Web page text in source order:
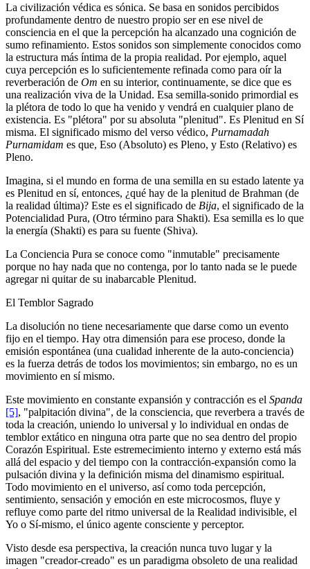
La civilización védica es sónica. Se basa en sonidos percibidos
profundamente dentro de nuestro propio ser en ese nivel de
consciencia en el que la percepción ha alcanzado una cognición de
sumo refinamiento. Estos sonidos son simplemente conocidos como
la estructura más íntima de la propia realidad. Por ejemplo, aquel
cuya percepción es lo suficientemente refinada como para oír la
reverberación de Om en su interior, continuamente, se dice que es
una realización viva de la Unidad. Esa semilla-sonido primordial es
la plétora de todo lo que ha venido y vendrá en cualquier plano de
existencia. Es "plétora" por su absoluta "plenitud". Es Plenitud en Sí
misma. El significado mismo del verso védico, Purnamadah
Purnamidam es que, Eso (Absoluto) es Pleno, y Esto (Relativo) es
Pleno.
Imagina, si el mundo en forma de una semilla en su estado latente ya
es Plenitud en sí, entonces, ¿qué hay de la plenitud de Brahman (de
la realidad última)? Este es el significado de Bija, el significado de la
Potencialidad Pura, (Otro término para Shakti). Esa semilla es lo que
la energía (Shakti) es para su fuente (Shiva).
La Conciencia Pura se conoce como "inmutable" precisamente
porque no hay nada que no contenga, por lo tanto nada se le puede
agregar ni quitar de su inabarcable Plenitud.
El Temblor Sagrado
La disolución no tiene necesariamente que darse como un evento
fijo en el tiempo. Hay otra dimensión para ese proceso, donde la
emisión espontánea (una cualidad inherente de la auto-conciencia)
es la fuerza detrás de todos los movimientos; sin embargo, no es un
movimiento en sí mismo.
Este movimiento en constante expansión y contracción es el Spanda
[5], "palpitación divina", de la consciencia, que reverbera a través de
toda la creación, uniendo lo universal y lo individual en ondas de
temblor extático en ninguna otra parte que no sea dentro del propio
Corazón Espiritual. Este estremecimiento interno y externo está más
allá del espacio y del tiempo con la contracción-expansión como la
pulsación divina y la definición misma del dinamismo espiritual.
Todo movimiento en el universo, así como toda percepción,
sentimiento, sensación y emoción en este microcosmos, fluye y
refluye como parte del ritmo universal de la Realidad indivisible, el
Yo o Sí-mismo, el único agente consciente y perceptor.
Visto desde esa perspectiva, la creación nunca tuvo lugar y la
imagen "creador-creado" es un paradigma obsoleto de una realidad